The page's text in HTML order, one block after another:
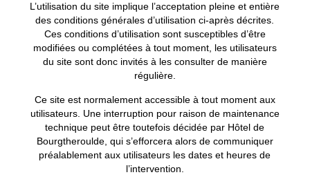
L’utilisation du site implique l’acceptation pleine et entière
des conditions générales d’utilisation ci-après décrites.
Ces conditions d’utilisation sont susceptibles d’être
modifiées ou complétées à tout moment, les utilisateurs
du site sont donc invités à les consulter de manière
régulière.
Ce site est normalement accessible à tout moment aux
utilisateurs. Une interruption pour raison de maintenance
technique peut être toutefois décidée par Hôtel de
Bourgtheroulde, qui s’efforcera alors de communiquer
préalablement aux utilisateurs les dates et heures de
l’intervention.